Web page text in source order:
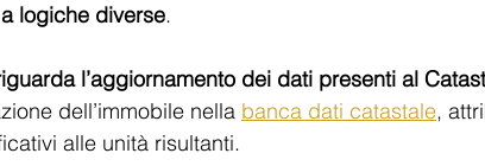
logiche diverse.
l’aggiornamento dei dati presenti al
dell’immobile nella banca dati catastale,
alle unità risultanti.